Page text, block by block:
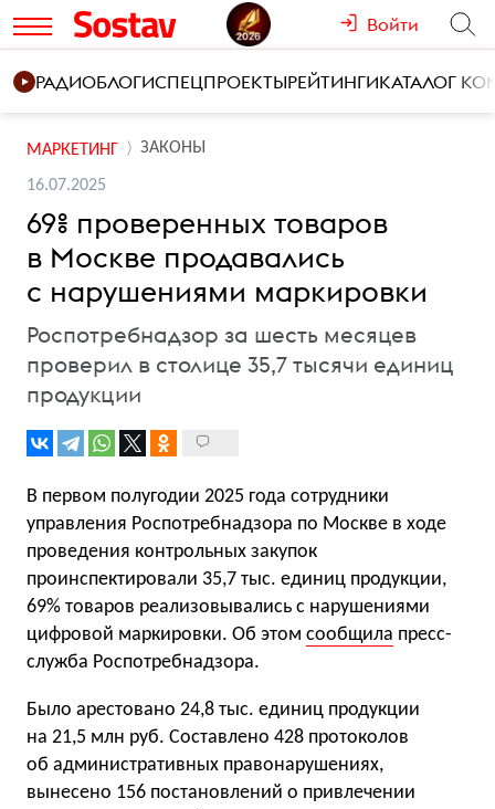
Войти
РАДИОБЛОГИСПЕЦПРОЕКТЫРЕЙТИНГИКАТАЛОГ
МАРКЕТИНГ ЗАКОНЫ
16.07.2025
69% проверенных товаров
в Москве продавались
с нарушениями маркировки
Роспотребнадзор за шесть месяцев
проверил в столице 35,7 тысячи единиц
продукции
В первом полугодии 2025 года сотрудники
управления Роспотребнадзора по Москве в ходе
проведения контрольных закупок
проинспектировали 35,7 тыс. единиц продукции,
69% товаров реализовывались с нарушениями
цифровой маркировки. Об этом сообщила пресс-
служба Роспотребнадзора.
Было арестовано 24,8 тыс. единиц продукции
на 21,5 млн руб. Составлено 428 протоколов
об административных правонарушениях,
вынесено 156 постановлений о привлечении